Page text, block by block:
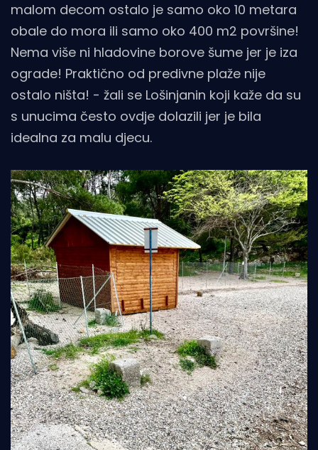
malom decom ostalo je samo oko 10 metara
obale do mora ili samo oko 400 m2 površine!
Nema više ni hladovine borove šume jer je iza
ograde! Praktično od predivne plaže nije
ostalo ništa! - žali se Lošinjanin koji kaže da su
s unucima često ovdje dolazili jer je bila
idealna za malu djecu.